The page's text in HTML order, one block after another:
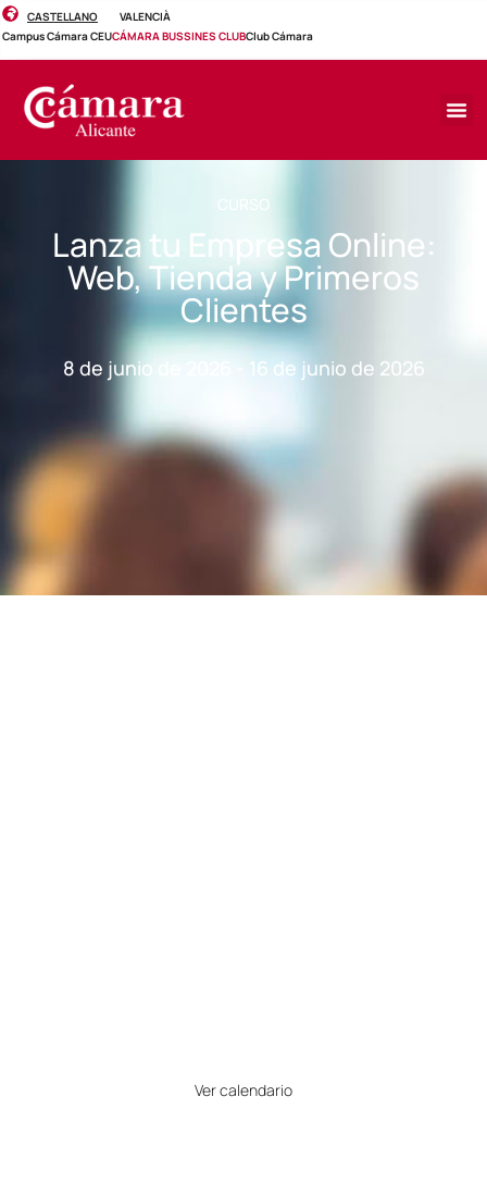
CASTELLANO
VALENCIÀ
Campus Cámara CEUCÁMARA BUSSINES CLUBClub Cámara
CURSO
Lanza tu Empresa Online:
Web, Tienda y Primeros
Clientes
8 de junio de 2026 - 16 de junio de 2026
Ver calendario